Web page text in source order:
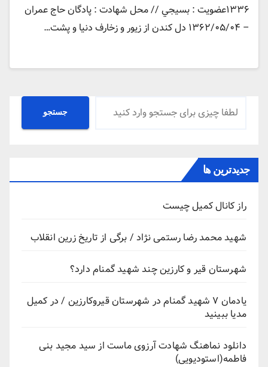
۱۳۳۶عضویت : بسيجي // محل شهادت : پادگان حاج عمران
– ۱۳۶۲/۰۵/۰۴ دل کندن از زیور و زخارف دنیا و پشت…
جستجو جستجو
جدیدترین ها
راز کانال کمیل چیست
شهید محمد رضا رستمی نژاد / برگی از تاریخ زرین انقلاب
شهرستان قیر و کارزین چند شهید گمنام دارد؟
یادمان ۷ شهید گمنام در شهرستان قیروکارزین / در کمیل
مدیا ببینید
دانلود نماهنگ شهادت آرزوی ماست از سید مجید بنی
فاطمه(استودیویی)